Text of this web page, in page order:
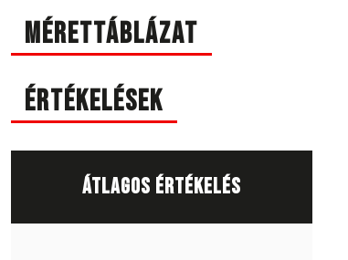
Mérettáblázat
Értékelések
Átlagos értékelés